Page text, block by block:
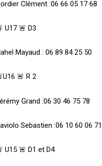
Clément :06 66 05 17 68
U17 🚨 D3
Mayaud : 06 89 84 25 50
🚨 R 2
Grand :06 30 46 75 78
Sebastien :06 10 60 06 71
U15 🚨 D1 et D4